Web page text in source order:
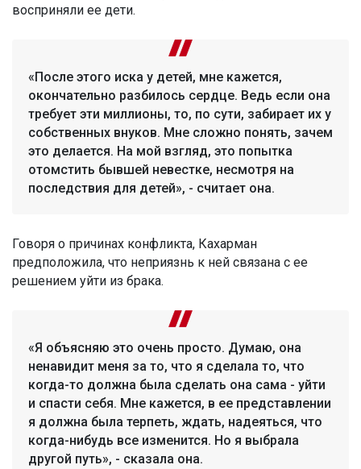
восприняли ее дети.
«После этого иска у детей, мне кажется,
окончательно разбилось сердце. Ведь если она
требует эти миллионы, то, по сути, забирает их у
собственных внуков. Мне сложно понять, зачем
это делается. На мой взгляд, это попытка
отомстить бывшей невестке, несмотря на
последствия для детей», - считает она.
Говоря о причинах конфликта, Кахарман
предположила, что неприязнь к ней связана с ее
решением уйти из брака.
«Я объясняю это очень просто. Думаю, она
ненавидит меня за то, что я сделала то, что
когда-то должна была сделать она сама - уйти
и спасти себя. Мне кажется, в ее представлении
я должна была терпеть, ждать, надеяться, что
когда-нибудь все изменится. Но я выбрала
другой путь», - сказала она.